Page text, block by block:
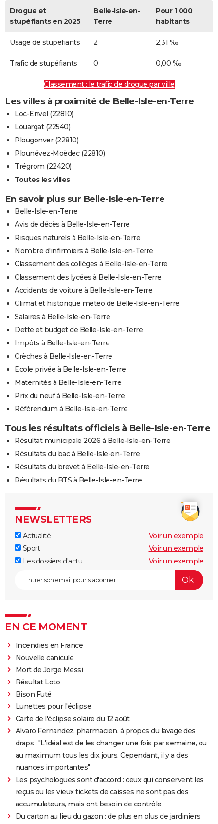
Drogue et
stupéfiants en 2025
Belle-Isle-en-
Terre
Pour 1 000
habitants
Usage de stupéfiants 2 2,31 ‰
Trafic de stupéfiants 0 0,00 ‰
Classement : le trafic de drogue par ville
Les villes à proximité de Belle-Isle-en-Terre
Loc-Envel (22810)
Louargat (22540)
Plougonver (22810)
Plounévez-Moëdec (22810)
Trégrom (22420)
Toutes les villes
En savoir plus sur Belle-Isle-en-Terre
Belle-Isle-en-Terre
Avis de décès à Belle-Isle-en-Terre
Risques naturels à Belle-Isle-en-Terre
Nombre d'infirmiers à Belle-Isle-en-Terre
Classement des collèges à Belle-Isle-en-Terre
Classement des lycées à Belle-Isle-en-Terre
Accidents de voiture à Belle-Isle-en-Terre
Climat et historique météo de Belle-Isle-en-Terre
Salaires à Belle-Isle-en-Terre
Dette et budget de Belle-Isle-en-Terre
Impôts à Belle-Isle-en-Terre
Crèches à Belle-Isle-en-Terre
Ecole privée à Belle-Isle-en-Terre
Maternités à Belle-Isle-en-Terre
Prix du neuf à Belle-Isle-en-Terre
Référendum à Belle-Isle-en-Terre
Tous les résultats officiels à Belle-Isle-en-Terre
Résultat municipale 2026 à Belle-Isle-en-Terre
Résultats du bac à Belle-Isle-en-Terre
Résultats du brevet à Belle-Isle-en-Terre
Résultats du BTS à Belle-Isle-en-Terre
NEWSLETTERS
Actualité
Voir un exemple
Sport
Voir un exemple
Les dossiers d'actu
Voir un exemple
EN CE MOMENT
Incendies en France
Nouvelle canicule
Mort de Jorge Messi
Résultat Loto
Bison Futé
Lunettes pour l'éclipse
Carte de l'éclipse solaire du 12 août
Alvaro Fernandez, pharmacien, à propos du lavage des
draps : "L'idéal est de les changer une fois par semaine, ou
au maximum tous les dix jours. Cependant, il y a des
nuances importantes"
Les psychologues sont d'accord : ceux qui conservent les
reçus ou les vieux tickets de caisses ne sont pas des
accumulateurs, mais ont besoin de contrôle
Du carton au lieu du gazon : de plus en plus de jardiniers